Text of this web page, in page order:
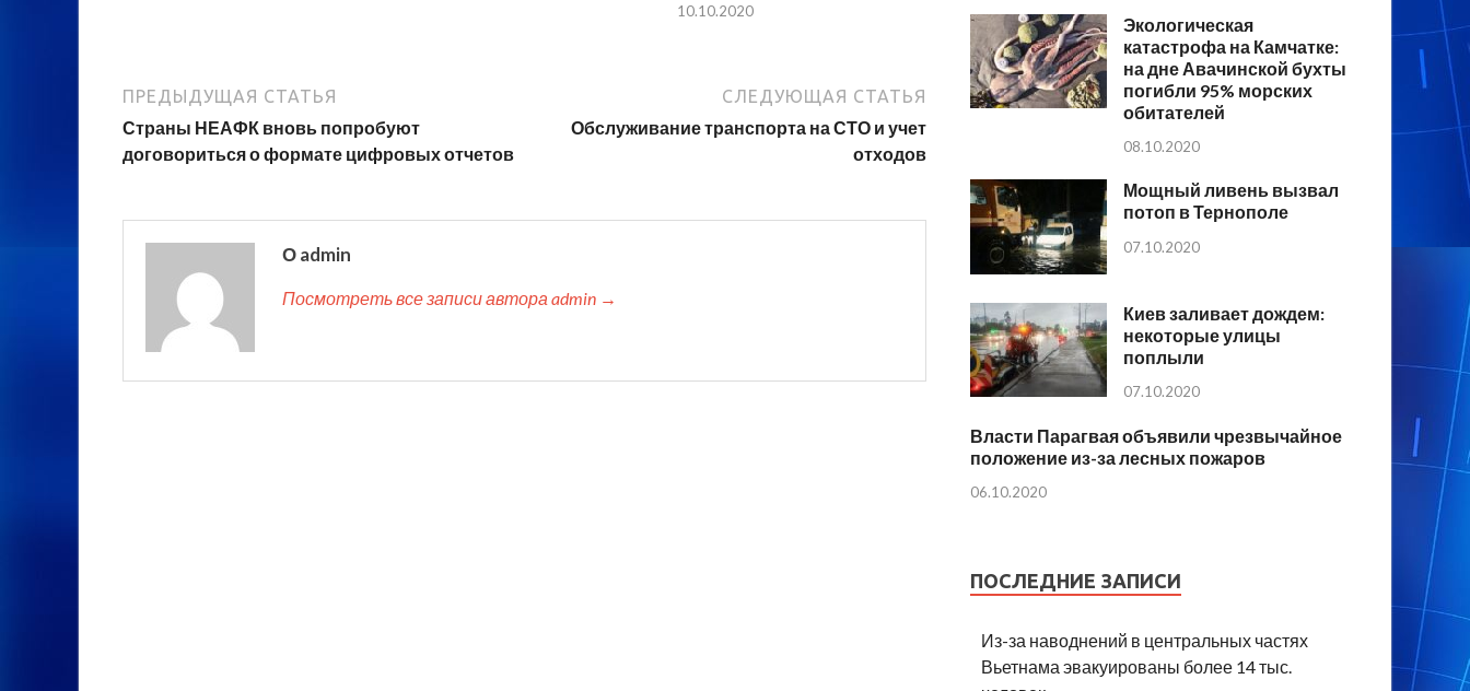
10.10.2020
ПРЕДЫДУЩАЯ СТАТЬЯ
Страны НЕАФК вновь попробуют
договориться о формате цифровых отчетов
СЛЕДУЮЩАЯ СТАТЬЯ
Обслуживание транспорта на СТО и учет
отходов
О admin
Посмотреть все записи автора admin →
Экологическая
катастрофа на Камчатке:
на дне Авачинской бухты
погибли 95% морских
обитателей
08.10.2020
Мощный ливень вызвал
потоп в Тернополе
07.10.2020
Киев заливает дождем:
некоторые улицы
поплыли
07.10.2020
Власти Парагвая объявили чрезвычайное
положение из-за лесных пожаров
06.10.2020
ПОСЛЕДНИЕ ЗАПИСИ
Из-за наводнений в центральных частях
Вьетнама эвакуированы более 14 тыс.